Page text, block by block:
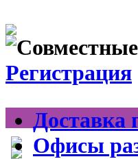
Регистрация
Доставка
Офисы